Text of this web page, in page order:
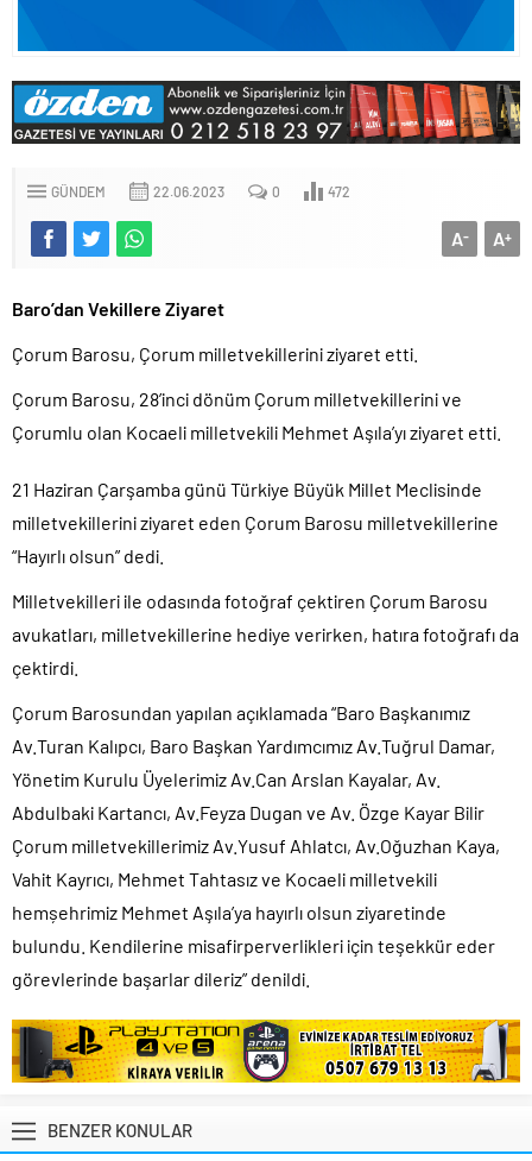
GÜNDEM 22.06.2023 0 472
A+
A-
Baro’dan Vekillere Ziyaret
Çorum Barosu, Çorum milletvekillerini ziyaret etti.
Çorum Barosu, 28’inci dönüm Çorum milletvekillerini ve
Çorumlu olan Kocaeli milletvekili Mehmet Aşıla’yı ziyaret etti.
21 Haziran Çarşamba günü Türkiye Büyük Millet Meclisinde
milletvekillerini ziyaret eden Çorum Barosu milletvekillerine
“Hayırlı olsun” dedi.
Milletvekilleri ile odasında fotoğraf çektiren Çorum Barosu
avukatları, milletvekillerine hediye verirken, hatıra fotoğrafı da
çektirdi.
Çorum Barosundan yapılan açıklamada “Baro Başkanımız
Av.Turan Kalıpcı, Baro Başkan Yardımcımız Av.Tuğrul Damar,
Yönetim Kurulu Üyelerimiz Av.Can Arslan Kayalar, Av.
Abdulbaki Kartancı, Av.Feyza Dugan ve Av. Özge Kayar Bilir
Çorum milletvekillerimiz Av.Yusuf Ahlatcı, Av.Oğuzhan Kaya,
Vahit Kayrıcı, Mehmet Tahtasız ve Kocaeli milletvekili
hemșehrimiz Mehmet Aşıla’ya hayırlı olsun ziyaretinde
bulundu. Kendilerine misafirperverlikleri için teşekkür eder
görevlerinde başarlar dileriz” denildi.
BENZER KONULAR